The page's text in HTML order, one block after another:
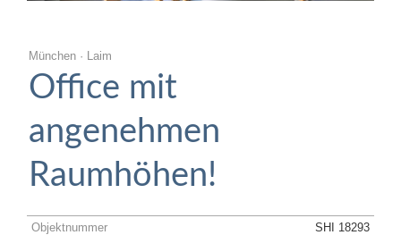
München · Laim
Office mit
angenehmen
Raumhöhen!
Objektnummer
SHI 18293